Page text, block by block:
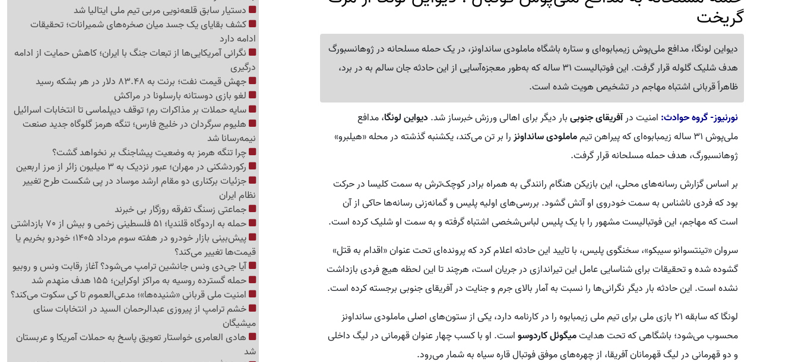
گریخت
دیواین لونگا، مدافع ملی‌پوش زیمبابوه‌ای و ستاره باشگاه ماملودی سانداونز، در یک حمله مسلحانه در ژوهانسبورگ
هدف شلیک گلوله قرار گرفت. این فوتبالیست 31 ساله که به‌طور معجزه‌آسایی از این حادثه جان سالم به در برد،
ظاهراً قربانی اشتباه مهاجم در تشخیص هویت شده است.
نورنیوز- گروه حوادث: امنیت درآفریقای جنوبیبار دیگر برای اهالی ورزش خبرساز شد. دیواین لونگا، مدافع
ملی‌پوش ۳۱ ساله زیمبابوه‌ای که پیراهن تیم
ماملودی سانداونزرا بر تن می‌کند، یکشنبه گذشته در محله «هیلبرو»
ژوهانسبورگ، هدف حمله مسلحانه قرار گرفت.
بر اساس گزارش رسانه‌های محلی، این بازیکن هنگام رانندگی به همراه برادر کوچک‌ترش به سمت کلیسا در حرکت
بود که فردی ناشناس به سمت خودروی او آتش گشود. بررسی‌های اولیه پلیس و گمانه‌زنی رسانه‌ها حاکی از آن
است که مهاجم، این فوتبالیست مشهور را با یک پلیس لباس‌شخصی اشتباه گرفته و به سمت او شلیک کرده است.
سروان «تینتسوانو سیبکو»، سخنگوی پلیس، با تایید این حادثه اعلام کرد که پرونده‌ای تحت عنوان «اقدام به قتل»
گشوده شده و تحقیقات برای شناسایی عامل این تیراندازی در جریان است، هرچند تا این لحظه هیچ فردی بازداشت
نشده است. این حادثه بار دیگر نگرانی‌ها را نسبت به آمار بالای جرم و جنایت در آفریقای جنوبی برجسته کرده است.
لونگا که سابقه ۲۱ بازی ملی برای تیم ملی زیمبابوه را در کارنامه دارد، یکی از ستون‌های اصلی ماملودی سانداونز
محسوب می‌شود؛ باشگاهی که تحت هدایتمیگوئل کاردوسواست. او با کسب چهار عنوان قهرمانی در لیگ داخلی
و دو قهرمانی در لیگ قهرمانان آفریقا، از چهره‌های موفق فوتبال قاره سیاه به شمار می‌رود.
دستیار سابق قلعه‌نویی مربی تیم ملی ایتالیا شد
کشف بقایای یک جسد میان صخره‌های شمیرانات؛ تحقیقات
ادامه دارد
نگرانی آمریکایی‌ها از تبعات جنگ با ایران؛ کاهش حمایت از ادامه
درگیری
جهش قیمت نفت؛ برنت به 83.48 دلار در هر بشکه رسید
لغو بازی دوستانه بارسلونا در مراکش
سایه حملات بر مذاکرات رم؛ توقف دیپلماسی تا انتخابات اسرائیل
هلیوم سرگردان در خلیج فارس؛ تنگه هرمز گلوگاه جدید صنعت
نیمه‌رسانا شد
چرا تنگه هرمز به وضعیت پیشاجنگ بر نخواهد گشت؟
رکوردشکنی در مهران؛ عبور نزدیک به 3 میلیون زائر از مرز اربعین
جزئیات برکناری دو مقام ارشد موساد در پی شکست طرح تغییر
نظام ایران
جماعتی زسنگ تفرقه روزگار بی خبرند
حمله به اردوگاه قلندیا؛ 51 فلسطینی زخمی و بیش از 70 بازداشتی
پیش‌بینی بازار خودرو در هفته سوم مرداد 1405؛ خودرو بخریم یا
قیمت‌ها تغییر می‌کند؟
آیا جی‌دی ونس جانشین ترامپ می‌شود؟ آغاز رقابت ونس و روبیو
حمله گسترده روسیه به مراکز اوکراین؛ 155 هدف منهدم شد
امنیت ملی قربانی «شنیده‌ها»؛ مدعی‌العموم تا کی سکوت می‌کند؟
خشم ترامپ از پیروزی عبدالرحمان السید در انتخابات سنای
میشیگان
هادی العامری خواستار تعویق پاسخ به حملات آمریکا و عربستان
شد